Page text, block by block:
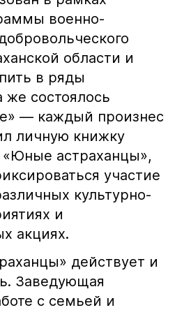
военно-
области и
в ряды
же состоялось
— каждый произнес
личную книжку
«Юные астраханцы»,
участие
культурно-
и
акциях.
действует и
Заведующая
с семьей и